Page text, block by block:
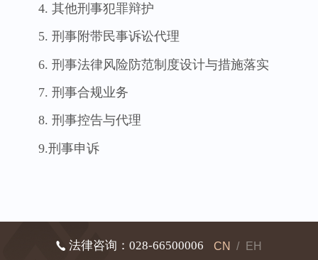
4. 其他刑事犯罪辩护
5. 刑事附带民事诉讼代理
6. 刑事法律风险防范制度设计与措施落实
7. 刑事合规业务
8. 刑事控告与代理
9.刑事申诉
法律咨询：028-66500006 CN / EH